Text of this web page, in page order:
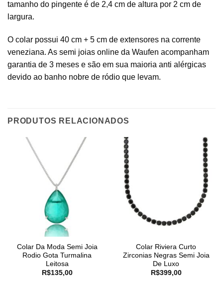
tamanho do pingente é de 2,4 cm de altura por 2 cm de
largura.
O colar possui 40 cm + 5 cm de extensores na corrente
veneziana. As semi joias online da Waufen acompanham
garantia de 3 meses e são em sua maioria anti alérgicas
devido ao banho nobre de ródio que levam.
PRODUTOS RELACIONADOS
Colar Da Moda Semi Joia
Rodio Gota Turmalina
Leitosa
R$135,00
Colar Riviera Curto
Zirconias Negras Semi Joia
De Luxo
R$399,00